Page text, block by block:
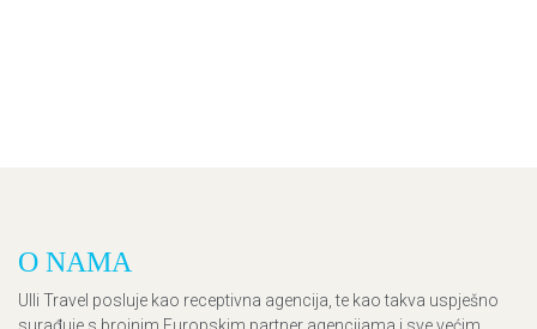
O NAMA
Ulli Travel posluje kao receptivna agencija, te kao takva uspješno
surađuje s brojnim Europskim partner agencijama i sve većim